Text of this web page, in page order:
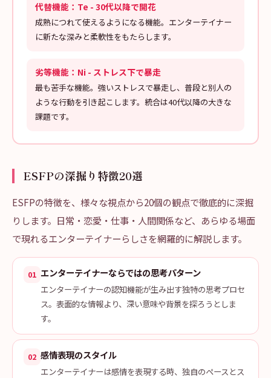
代替機能：Te - 30代以降で開花
成熟につれて使えるようになる機能。エンターテイナー
に新たな深みと柔軟性をもたらします。
劣等機能：Ni - ストレス下で暴走
最も苦手な機能。強いストレスで暴走し、普段と別人の
ような行動を引き起こします。統合は40代以降の大きな
課題です。
ESFPの深掘り特徴20選
ESFPの特徴を、様々な視点から20個の観点で徹底的に深掘
りします。日常・恋愛・仕事・人間関係など、あらゆる場面
で現れるエンターテイナーらしさを網羅的に解説します。
01 エンターテイナーならではの思考パターン
エンターテイナーの認知機能が生み出す独特の思考プロセ
ス。表面的な情報より、深い意味や背景を探ろうとしま
す。
02 感情表現のスタイル
エンターテイナーは感情を表現する時、独自のペースとス